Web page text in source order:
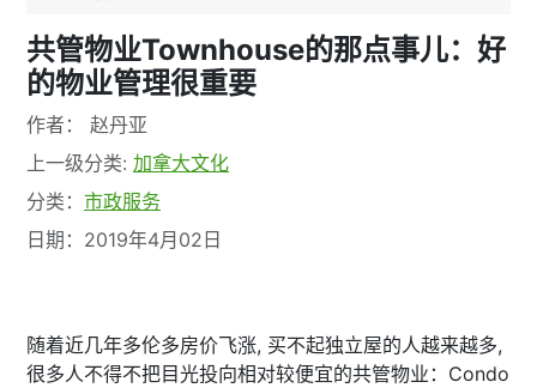
共管物业Townhouse的那点事儿：好
的物业管理很重要
文章信息
作者： 赵丹亚
上一级分类: 加拿大文化
分类： 市政服务
日期：2019年4月02日
随着近几年多伦多房价飞涨, 买不起独立屋的人越来越多,
很多人不得不把目光投向相对较便宜的共管物业：Condo